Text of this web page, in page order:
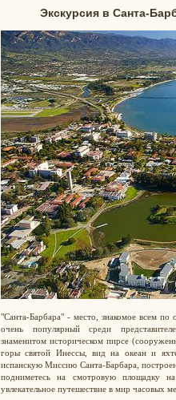
Экскурсия в Санта-
"Санта-Барбара" - место, знакомое всем
очень популярный среди
знаменитом историческом пирсе
горы святой Инессы, вид на океан и
испанскую Миссию Санта-Барбара,
подниметесь на смотровую площадку
увлекательное путешествие в мир часовых